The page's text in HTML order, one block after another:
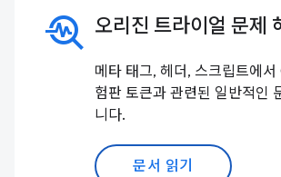
troubleshoot 오리진 트라이얼 문제
메타 태그, 헤더, 스크립트에
험판 토큰과 관련된 일반적인
니다.
문서 읽기